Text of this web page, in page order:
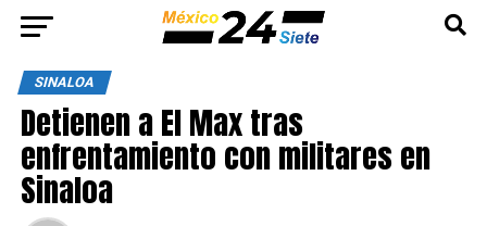
SINALOA
Detienen a El Max tras
enfrentamiento con militares en
Sinaloa